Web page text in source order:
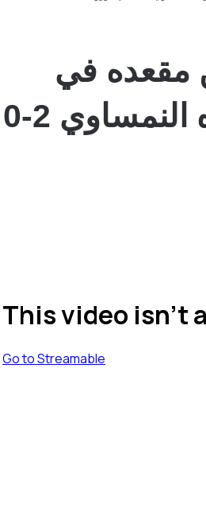
مقعده في
ثمن النهاية بعد تغلبه على نظيره النمساوي 2-0